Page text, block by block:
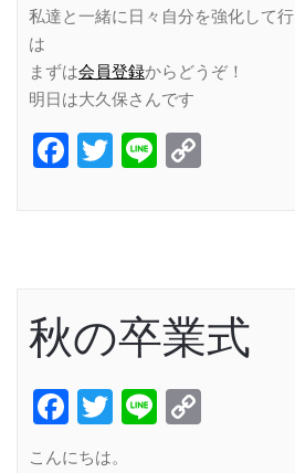
私達と一緒に日々自分を強化して
は
まずは会員登録からどうぞ！
明日は大久保さんです
Facebook
Twitter
Line
秋の卒業式
Facebook
Twitter
Line
こんにちは。